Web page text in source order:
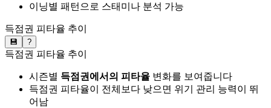
이닝별 패턴으로 스태미나 분석 가능
득점권 피타율 추이
💾 ?
득점권 피타율 추이
시즌별 득점권에서의 피타율 변화를 보여줍니다
득점권 피타율이 전체보다 낮으면 위기 관리 능력이 뛰
어남